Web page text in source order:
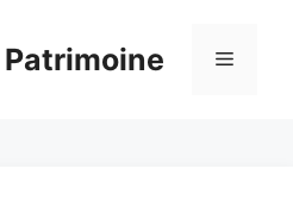
Menu